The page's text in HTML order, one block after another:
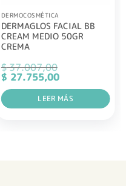
DERMOCOSMÉTICA
DERMAGLOS FACIAL BB
CREAM MEDIO 50GR
CREMA
$37.007,00
El
precio
original
era:
$ 37.007,00.
$ 27.755,00El
precio
actual
es:
$ 27.755,00.
LEER MÁS